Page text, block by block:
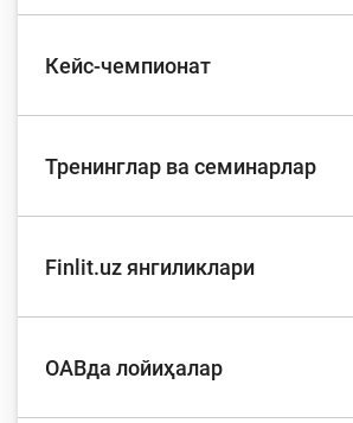
Кейс-чемпионат
Тренинглар ва семинарлар
Finlit.uz янгиликлари
ОАВда лойиҳалар